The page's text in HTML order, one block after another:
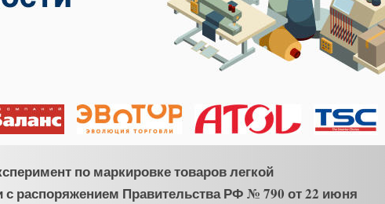
по маркировке товаров легкой
распоряжением Правительства РФ № 790 от 22 июня